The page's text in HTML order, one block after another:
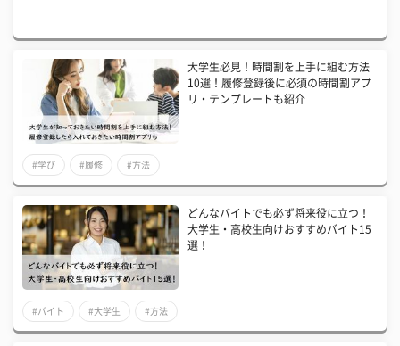
大学生必見！時間割を上手に組む方法
10選！履修登録後に必須の時間割アプ
リ・テンプレートも紹介
#学び #履修 #方法
どんなバイトでも必ず将来役に立つ！
大学生・高校生向けおすすめバイト15
選！
#バイト #大学生 #方法